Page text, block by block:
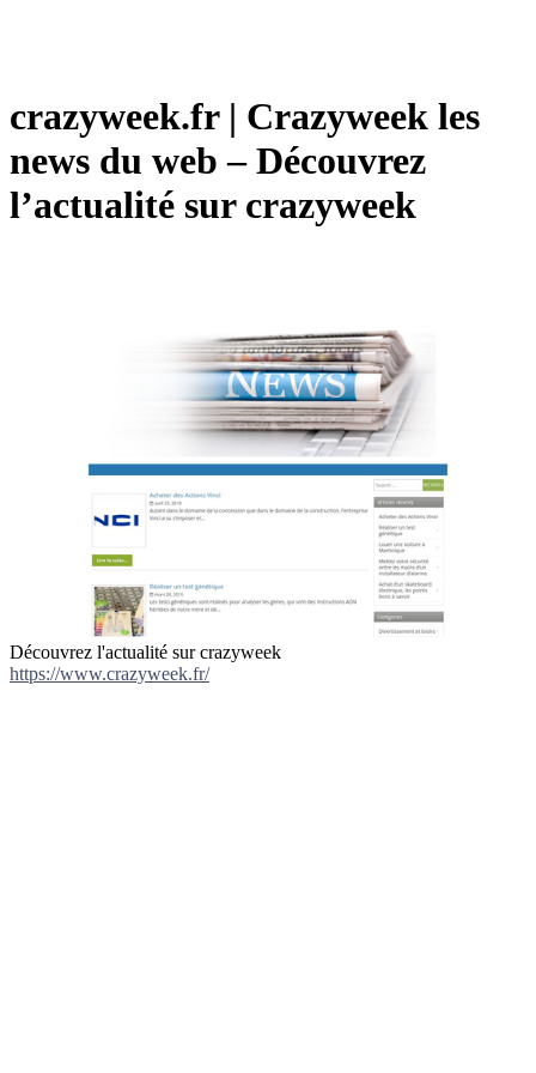
crazyweek.fr | Crazyweek les
news du web – Découvrez
l’actualité sur crazyweek
Découvrez l'actualité sur crazyweek
https://www.crazyweek.fr/